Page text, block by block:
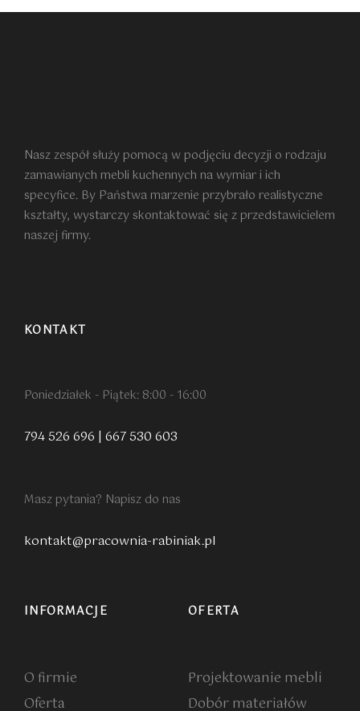
Nasz zespół służy pomocą w podjęciu decyzji o rodzaju
zamawianych mebli kuchennych na wymiar i ich
specyfice. By Państwa marzenie przybrało realistyczne
kształty, wystarczy skontaktować się z przedstawicielem
naszej firmy.
KONTAKT
Poniedziałek - Piątek: 8:00 - 16:00
794 526 696 | 667 530 603
Masz pytania? Napisz do nas
kontakt@pracownia-rabiniak.pl
INFORMACJE
O firmie
Oferta
OFERTA
Projektowanie mebli
Dobór materiałów